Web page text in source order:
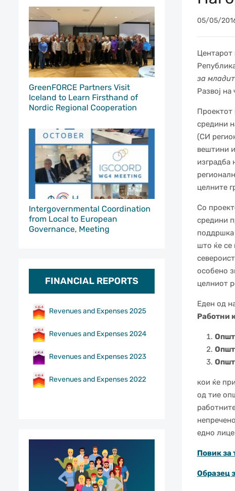
GreenFORCE Partners Visit
Iceland to Learn Firsthand of
Nordic Regional Cooperation
Intergovernmental Coordination
from Local to European
Governance, Meeting
FINANCIAL REPORTS
Revenues and Expenses 2025
Revenues and Expenses 2024
Revenues and Expenses 2023
Revenues and Expenses 2022
05/05/
Центарот
за
Развој на
Проектот
средини
(СИ
вештини
изградба
целните
Со
средини
поддршка
што ќе се
особено
целниот
Еден од
Работни
кои ќе
од тие
едно
Повик за
Образец